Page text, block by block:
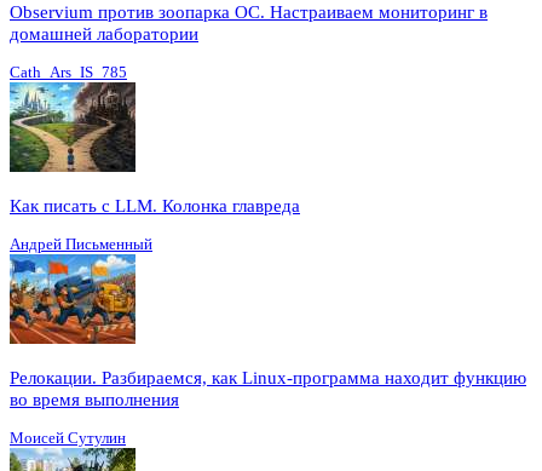
Observium против зоопарка ОС. Настраиваем мониторинг в
домашней лаборатории
Cath_Ars_IS_785
Как писать с LLM. Колонка главреда
Андрей Письменный
Релокации. Разбираемся, как Linux-программа находит функцию
во время выполнения
Моисей Сутулин